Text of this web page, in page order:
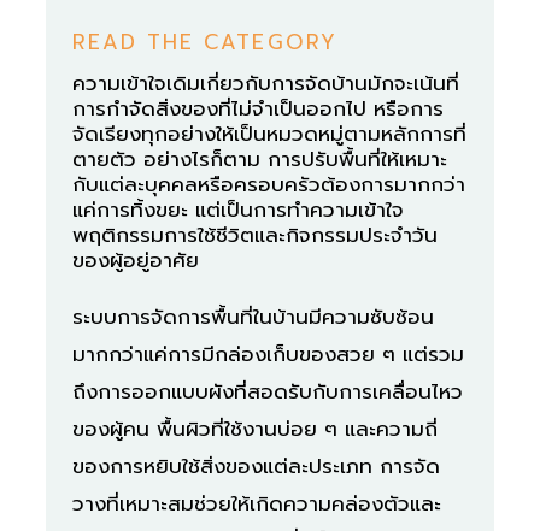
READ THE CATEGORY
ความเข้าใจเดิมเกี่ยวกับการจัดบ้านมักจะเน้นที่
การกำจัดสิ่งของที่ไม่จำเป็นออกไป หรือการ
จัดเรียงทุกอย่างให้เป็นหมวดหมู่ตามหลักการที่
ตายตัว อย่างไรก็ตาม การปรับพื้นที่ให้เหมาะ
กับแต่ละบุคคลหรือครอบครัวต้องการมากกว่า
แค่การทิ้งขยะ แต่เป็นการทำความเข้าใจ
พฤติกรรมการใช้ชีวิตและกิจกรรมประจำวัน
ของผู้อยู่อาศัย
ระบบการจัดการพื้นที่ในบ้านมีความซับซ้อน
มากกว่าแค่การมีกล่องเก็บของสวย ๆ แต่รวม
ถึงการออกแบบผังที่สอดรับกับการเคลื่อนไหว
ของผู้คน พื้นผิวที่ใช้งานบ่อย ๆ และความถี่
ของการหยิบใช้สิ่งของแต่ละประเภท การจัด
วางที่เหมาะสมช่วยให้เกิดความคล่องตัวและ